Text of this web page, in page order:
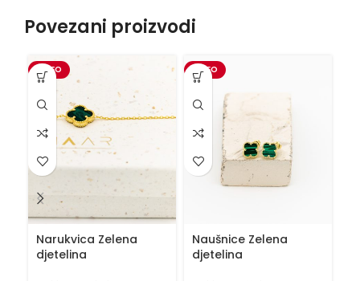
Povezani proizvodi
VIDEO
Narukvica Zelena
djetelina
VIDEO
Naušnice Zelena
djetelina